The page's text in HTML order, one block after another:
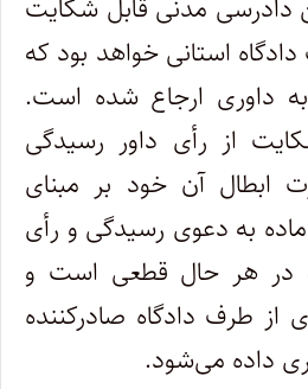
و ۶۶۶ آیین دادرسی مدنی قابل شکایت
استانی خواهد بود که
داوری ارجاع شده است.
از رأی داور رسیدگی
ابطال آن خود بر مبنای
به دعوی رسیدگی و رأی
در هر حال قطعی است و
از طرف دادگاه صادرکننده
داده می‌شود.